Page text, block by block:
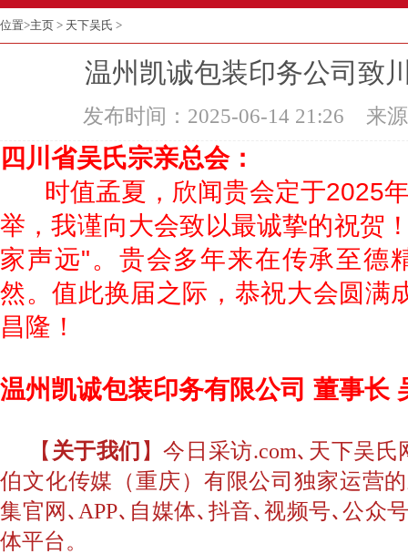
位置>主页 > 天下吴氏 >
温州凯诚包装印务公司致
发布时间：2025-06-14 21:26 来
四川省吴氏宗亲总会：
时值孟夏，欣闻贵会定于2025
举，我谨向大会致以最诚挚的祝贺
家声远"。贵会多年来在传承至德
然。值此换届之际，恭祝大会圆满
昌隆！
温州凯诚包装印务有限公司 董事长
【 关于我们 】今日采访.com､天下吴
伯文化传媒（重庆）有限公司独家运营
集官网､APP､自媒体､抖音､视频号､公众
体平台。